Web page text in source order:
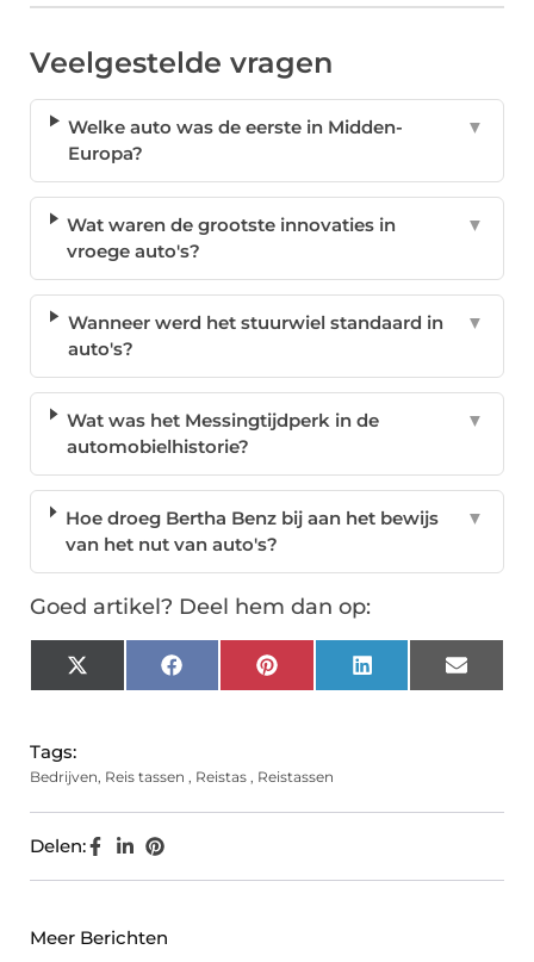
Veelgestelde vragen
Welke auto was de eerste in Midden-
Europa?
▼
Wat waren de grootste innovaties in
vroege auto's?
▼
Wanneer werd het stuurwiel standaard in
auto's?
▼
Wat was het Messingtijdperk in de
automobielhistorie?
▼
Hoe droeg Bertha Benz bij aan het bewijs
van het nut van auto's?
▼
Goed artikel? Deel hem dan op:
X
(Twitter)
FacebookPinterest LinkedIn Email
Tags:
Bedrijven, Reis tassen , Reistas , Reistassen
Delen:
Meer Berichten